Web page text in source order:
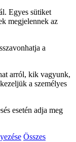
Egyes sütiket
megjelennek az
a
arról, kik vagyunk,
a személyes
esetén adja meg
Összes